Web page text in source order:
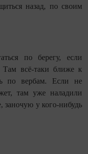
назад, по своим
по берегу, если
всё‑таки ближе к
по вербам. Если не
там уже наладили
заночую у кого‑нибудь